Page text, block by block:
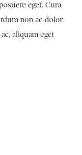
eget. Cura
non ac dolor.
aliquam eget